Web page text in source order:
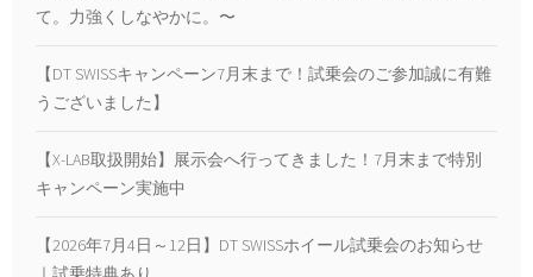
て。力強くしなやかに。〜
【DT SWISSキャンペーン7月末まで！試乗会のご参加誠に有難
うございました】
【X-LAB取扱開始】展示会へ行ってきました！7月末まで特別
キャンペーン実施中
【2026年7月4日～12日】DT SWISSホイール試乗会のお知らせ